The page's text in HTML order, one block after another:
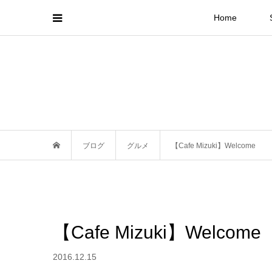
Home
ブログ グルメ 【Cafe Mizuki】Welcome
【Cafe Mizuki】Welcome
2016.12.15